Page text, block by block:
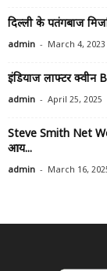
दिल्ली के पतंगबाज
admin - March 4, 2023
इंडियाज लाफ्टर क्वीन
admin - April 25, 2025
Steve Smith Net
आय...
admin - March 16,